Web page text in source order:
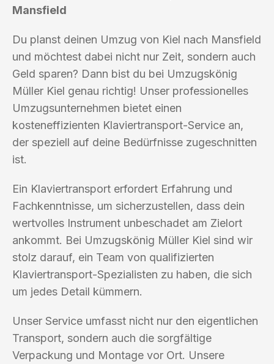
Mansfield
Du planst deinen Umzug von Kiel nach Mansfield
und möchtest dabei nicht nur Zeit, sondern auch
Geld sparen? Dann bist du bei Umzugskönig
Müller Kiel genau richtig! Unser professionelles
Umzugsunternehmen bietet einen
kosteneffizienten Klaviertransport-Service an,
der speziell auf deine Bedürfnisse zugeschnitten
ist.
Ein Klaviertransport erfordert Erfahrung und
Fachkenntnisse, um sicherzustellen, dass dein
wertvolles Instrument unbeschadet am Zielort
ankommt. Bei Umzugskönig Müller Kiel sind wir
stolz darauf, ein Team von qualifizierten
Klaviertransport-Spezialisten zu haben, die sich
um jedes Detail kümmern.
Unser Service umfasst nicht nur den eigentlichen
Transport, sondern auch die sorgfältige
Verpackung und Montage vor Ort. Unsere